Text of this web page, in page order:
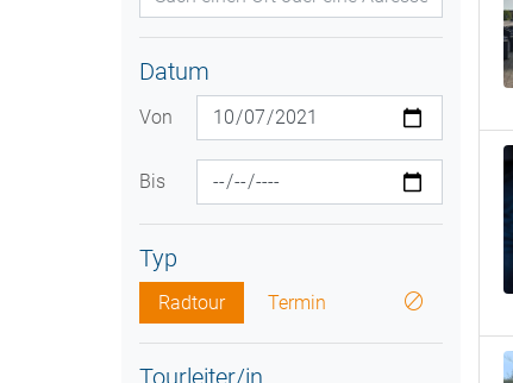
Datum
Von
Bis
Typ
Radtour Termin
Tourleiter/in